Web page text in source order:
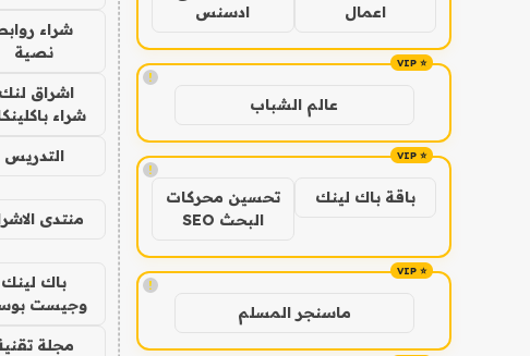
اعمال
ادسنس
!
عالم الشباب
!
باقة باك لينك
تحسين محركات
البحث SEO
!
ماسنجر المسلم
شراء
نصية
اشراق
شراء
التدريس
منتدى
باك لينك
وجيست
مجلة